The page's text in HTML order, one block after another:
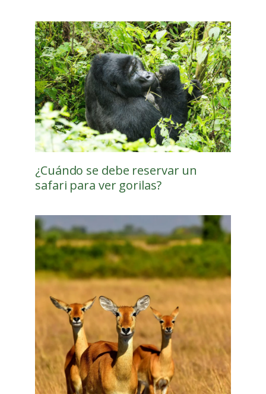
¿Cuándo se debe reservar un
safari para ver gorilas?